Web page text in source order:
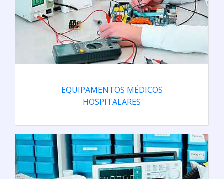
EQUIPAMENTOS MÉDICOS
HOSPITALARES